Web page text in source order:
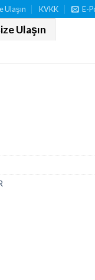
Ulaşın KVKK E-
Ulaşın